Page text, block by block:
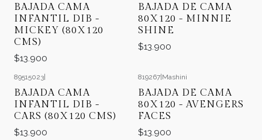
BAJADA CAMA
INFANTIL DIB -
MICKEY (80X120
CMS)
$13.900
BAJADA DE CAMA
80X120 - MINNIE
SHINE
$13.900
89515023|
BAJADA CAMA
INFANTIL DIB -
CARS (80X120 CMS)
$13.900
819267|Mashini
BAJADA DE CAMA
80X120 - AVENGERS
FACES
$13.900